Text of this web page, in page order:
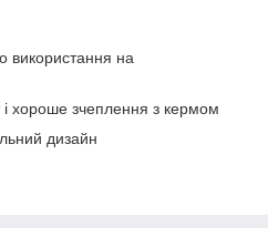
використання на
хороше зчеплення з кермом
дизайн